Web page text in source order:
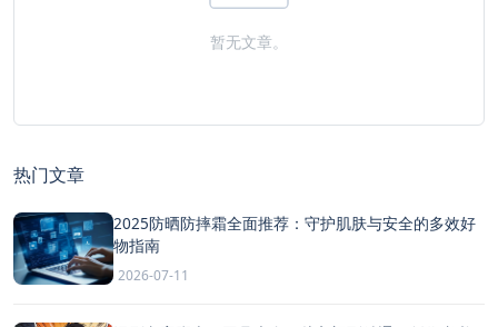
暂无文章。
热门文章
2025防晒防摔霜全面推荐：守护肌肤与安全的多效好
物指南
2026-07-11